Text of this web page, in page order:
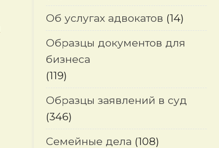
Об услугах адвокатов (14)
Образцы документов для
бизнеса
(119)
Образцы заявлений в суд
(346)
Семейные дела (108)